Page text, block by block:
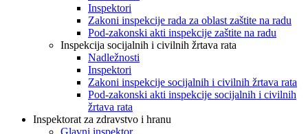
Inspektori
Zakoni inspekcije rada za oblast zaštite na radu
Pod-zakonski akti inspekcije zaštite na radu
Inspekcija socijalnih i civilnih žrtava rata
Nadležnosti
Inspektori
Zakoni inspekcije socijalnih i civilnih žrtava rata
Pod-zakonski akti inspekcije socijalnih i civilnih
žrtava rata
Inspektorat za zdravstvo i hranu
Glavni inspektor